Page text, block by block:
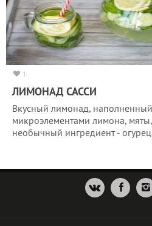
1
ЛИМОНАД САССИ
Вкусный лимонад,
микроэлементами лимона,
необычный ингредиент -